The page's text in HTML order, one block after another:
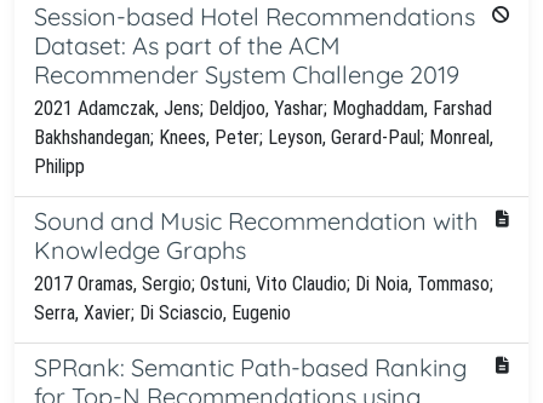
Session-based Hotel Recommendations
Dataset: As part of the ACM
Recommender System Challenge 2019
2021 Adamczak, Jens; Deldjoo, Yashar; Moghaddam, Farshad
Bakhshandegan; Knees, Peter; Leyson, Gerard-Paul; Monreal,
Philipp
Sound and Music Recommendation with
Knowledge Graphs
2017 Oramas, Sergio; Ostuni, Vito Claudio; Di Noia, Tommaso;
Serra, Xavier; Di Sciascio, Eugenio
SPRank: Semantic Path-based Ranking
for Top-N Recommendations using